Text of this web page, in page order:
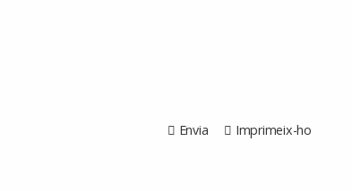
Envia Imprimeix-ho